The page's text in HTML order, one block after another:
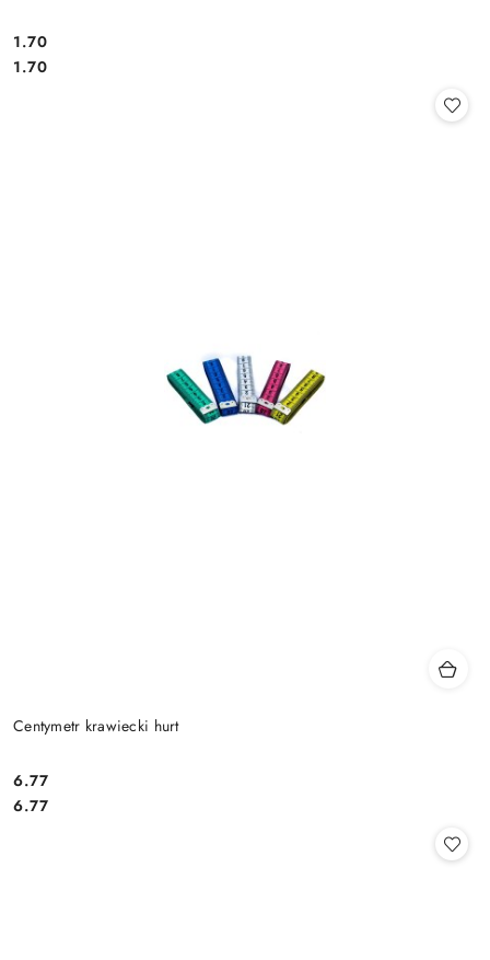
Cena:
1.70
Cena:
1.70
Centymetr krawiecki hurt
Cena:
6.77
Cena:
6.77